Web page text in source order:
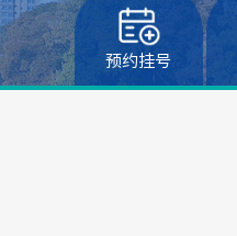
预约挂号